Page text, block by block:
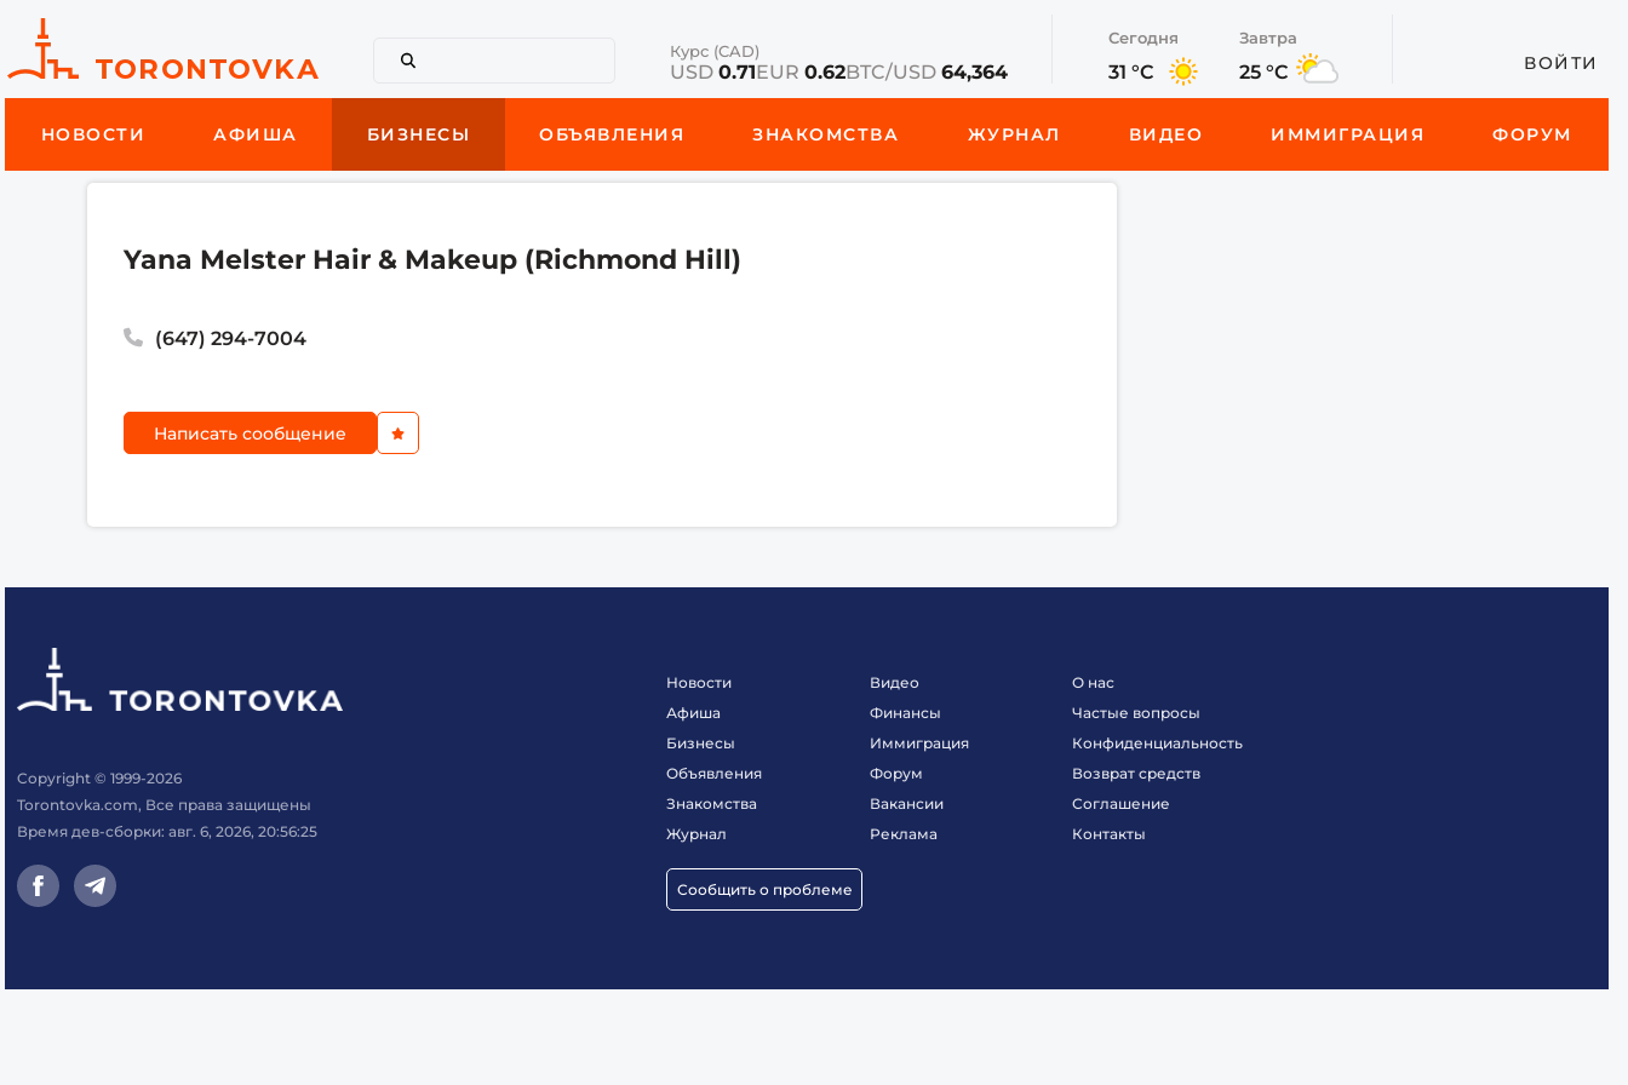
Курс (CAD)
USD0.71EUR0.62BTC/USD64,364
Сегодня
31 °C
Завтра
25 °C ВОЙТИ
НОВОСТИ АФИША БИЗНЕСЫ ОБЪЯВЛЕНИЯ ЗНАКОМСТВА ЖУРНАЛ ВИДЕО ИММИГРАЦИЯ ФОРУМ
Yana Melster Hair & Makeup (Richmond Hill)
(647) 294-7004
Написать сообщение
Copyright © 1999-2026
Torontovka.com, Все права защищены
Время дев-сборки: авг. 6, 2026, 20:56:25
Новости
Афиша
Бизнесы
Объявления
Знакомства
Журнал
Сообщить о проблеме
Видео
Финансы
Иммиграция
Форум
Вакансии
Реклама
О нас
Частые вопросы
Конфиденциальность
Возврат средств
Соглашение
Контакты